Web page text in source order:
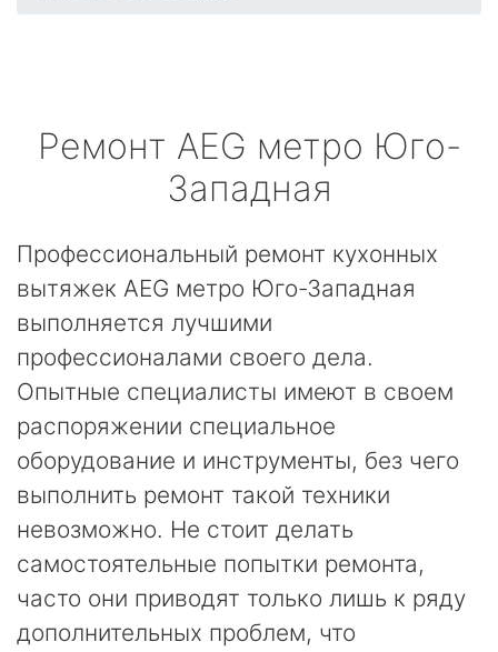
Ремонт AEG метро Юго-
Западная
Профессиональный ремонт кухонных
вытяжек AEG метро Юго-Западная
выполняется лучшими
профессионалами своего дела.
Опытные специалисты имеют в своем
распоряжении специальное
оборудование и инструменты, без чего
выполнить ремонт такой техники
невозможно. Не стоит делать
самостоятельные попытки ремонта,
часто они приводят только лишь к ряду
дополнительных проблем, что